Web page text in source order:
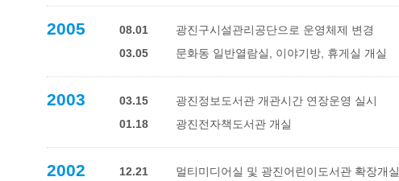
2005 08.01
광진구시설관리공단으로 운영체제 변경
03.05
문화동 일반열람실, 이야기방, 휴게실 개실
2003 03.15
광진정보도서관 개관시간 연장운영 실시
01.18
광진전자책도서관 개실
2002 12.21 멀티미디어실 및 광진어린이도서관 확장개실